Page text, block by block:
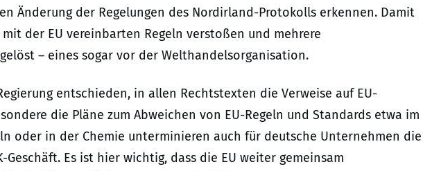
Änderung der Regelungen des Nordirland-Protokolls erkennen. Damit
der EU vereinbarten Regeln verstoßen und mehrere
– eines sogar vor der Welthandelsorganisation.
entschieden, in allen Rechtstexten die Verweise auf EU-
die Pläne zum Abweichen von EU-Regeln und Standards etwa im
oder in der Chemie unterminieren auch für deutsche Unternehmen die
Es ist hier wichtig, dass die EU weiter gemeinsam